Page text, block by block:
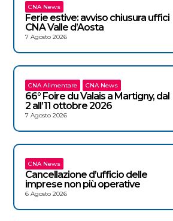
CNA News
Ferie estive: avviso chiusura uffici
CNA Valle d’Aosta
7 Agosto 2026
CNA Alimentare CNA News
66° Foire du Valais a Martigny, dal
2 all’11 ottobre 2026
7 Agosto 2026
CNA News
Cancellazione d’ufficio delle
imprese non più operative
6 Agosto 2026